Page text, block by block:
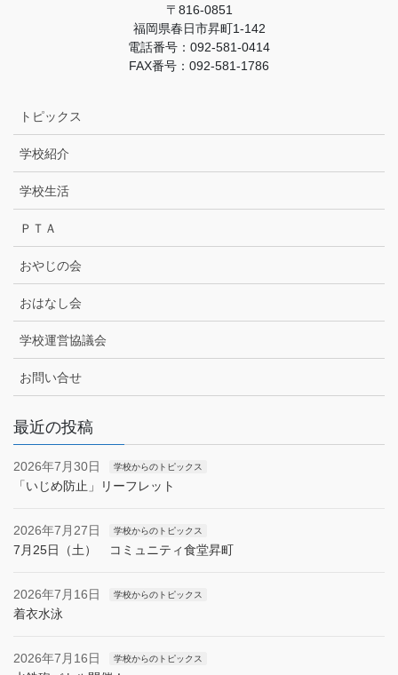
〒816-0851
福岡県春日市昇町1-142
電話番号：092-581-0414
FAX番号：092-581-1786
トピックス
学校紹介
学校生活
ＰＴＡ
おやじの会
おはなし会
学校運営協議会
お問い合せ
最近の投稿
2026年7月30日 学校からのトピックス
「いじめ防止」リーフレット
2026年7月27日 学校からのトピックス
7月25日（土） コミュニティ食堂昇町
2026年7月16日 学校からのトピックス
着衣水泳
2026年7月16日 学校からのトピックス